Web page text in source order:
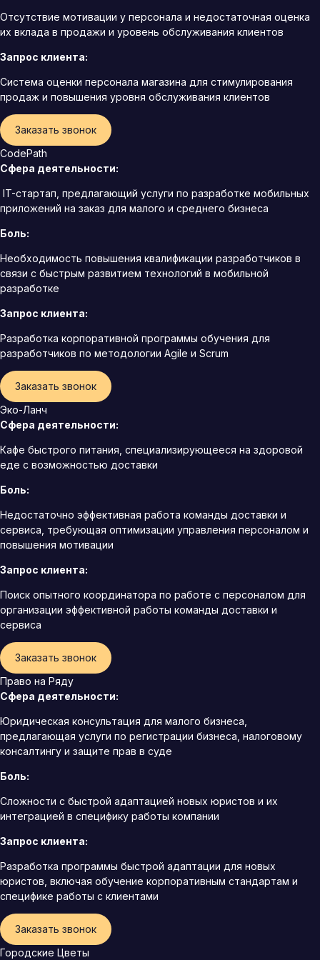
Отсутствие мотивации у персонала и недостаточная оценка
их вклада в продажи и уровень обслуживания клиентов
Запрос клиента:
Система оценки персонала магазина для стимулирования
продаж и повышения уровня обслуживания клиентов
Заказать звонок
CodePath
Сфера деятельности:
IT-стартап, предлагающий услуги по разработке мобильных
приложений на заказ для малого и среднего бизнеса
Боль:
Необходимость повышения квалификации разработчиков в
связи с быстрым развитием технологий в мобильной
разработке
Запрос клиента:
Разработка корпоративной программы обучения для
разработчиков по методологии Agile и Scrum
Заказать звонок
Эко-Ланч
Сфера деятельности:
Кафе быстрого питания, специализирующееся на здоровой
еде с возможностью доставки
Боль:
Недостаточно эффективная работа команды доставки и
сервиса, требующая оптимизации управления персоналом и
повышения мотивации
Запрос клиента:
Поиск опытного координатора по работе с персоналом для
организации эффективной работы команды доставки и
сервиса
Заказать звонок
Право на Ряду
Сфера деятельности:
Юридическая консультация для малого бизнеса,
предлагающая услуги по регистрации бизнеса, налоговому
консалтингу и защите прав в суде
Боль:
Сложности с быстрой адаптацией новых юристов и их
интеграцией в специфику работы компании
Запрос клиента:
Разработка программы быстрой адаптации для новых
юристов, включая обучение корпоративным стандартам и
специфике работы с клиентами
Заказать звонок
Городские Цветы